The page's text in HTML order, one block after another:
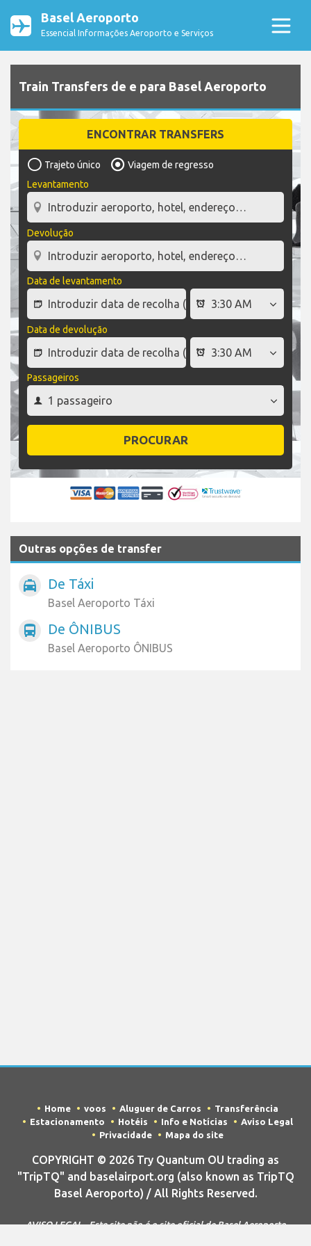
Basel Aeroporto
Essencial Informações Aeroporto e Serviços
Train Transfers de e para Basel Aeroporto
ENCONTRAR TRANSFERS
Trajeto único
Viagem de regresso
Levantamento
Devolução
Data de levantamento
Data de devolução
Passageiros
PROCURAR
Outras opções de transfer
local_taxi De Táxi
Basel Aeroporto Táxi
directions_bus De ÔNIBUS
Basel Aeroporto ÔNIBUS
Home voos Aluguer de Carros
Transferência
Estacionamento
Hotéis Info e Notícias
Aviso Legal
Privacidade
Mapa do site
COPYRIGHT © 2026 Try Quantum OU trading as
"TripTQ" and baselairport.org (also known as TripTQ
Basel Aeroporto) / All Rights Reserved.
AVISO LEGAL - Este site não é o site oficial de Basel Aeroporto